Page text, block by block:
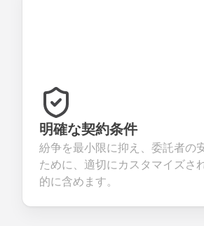
明確な契約条件
紛争を最小限に抑え、委託者の
ために、適切にカスタマイズさ
的に含めます。